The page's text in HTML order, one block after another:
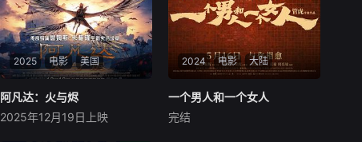
2025 电影 美国
阿凡达：火与烬
萨姆·沃辛顿
佐伊·索尔达娜
阿凡达：火与烬
2025年12月19日上映
2024 电影 大陆
一个男人和一个女人
黄渤
一个男人和一个女人
完结